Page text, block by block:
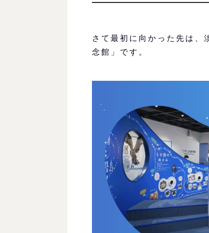
さて最初に向かった先は、
念館」です。